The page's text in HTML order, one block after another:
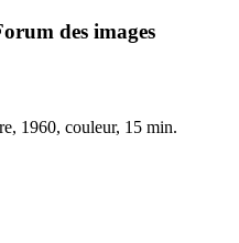
des images
1960, couleur, 15 min.